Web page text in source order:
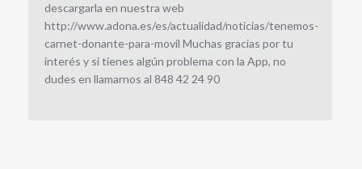
descargarla en nuestra web
http://www.adona.es/es/actualidad/noticias/tenemos-
carnet-donante-para-movil Muchas gracias por tu
interés y si tienes algún problema con la App, no
dudes en llamarnos al 848 42 24 90